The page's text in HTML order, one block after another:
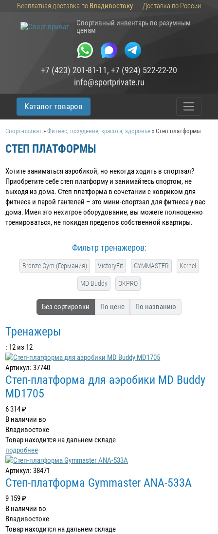
Бесплатная доставка по Владивостоку
Доставка по России
Спортивный инвентарь по разумным
ценам
+7 (423) 201-81-11, +7 (924) 522-22-20
info@sportprivate.ru
Каталог товаров
Спорт-приват »Фитнес, похудение, красота, здоровье »Степ платформы
СТЕП ПЛАТФОРМЫ
Хотите заниматься аэробикой, но некогда ходить в спортзал?
Приобретите себе степ платформу и занимайтесь спортом, не
выходя из дома. Степ платформа в сочетании с ковриком для
фитнеса и парой гантелей – это мини-спортзал для фитнеса у вас
дома. Имея это нехитрое оборудование, вы можете полноценно
тренироваться, не покидая пределов собственной квартиры.
Фильтр тренажеров:
Bronze Gym (Германия) VictoryFit GYMMASTER Kernel
MD Buddy OKPRO
Без сортировки По цене По названию
Тренажеры
: 12 из 12
Артикул: 37740
Степ-платформа для аэробики MD Buddy
MD1705
6 314 ₽
В наличии во
Владивостоке
Товар находится на дальнем складе
подробнее
Артикул: 38471
Степ-платформа Gymmaster ANA-533A
9 159 ₽
В наличии во
Владивостоке
Товар находится на дальнем складе